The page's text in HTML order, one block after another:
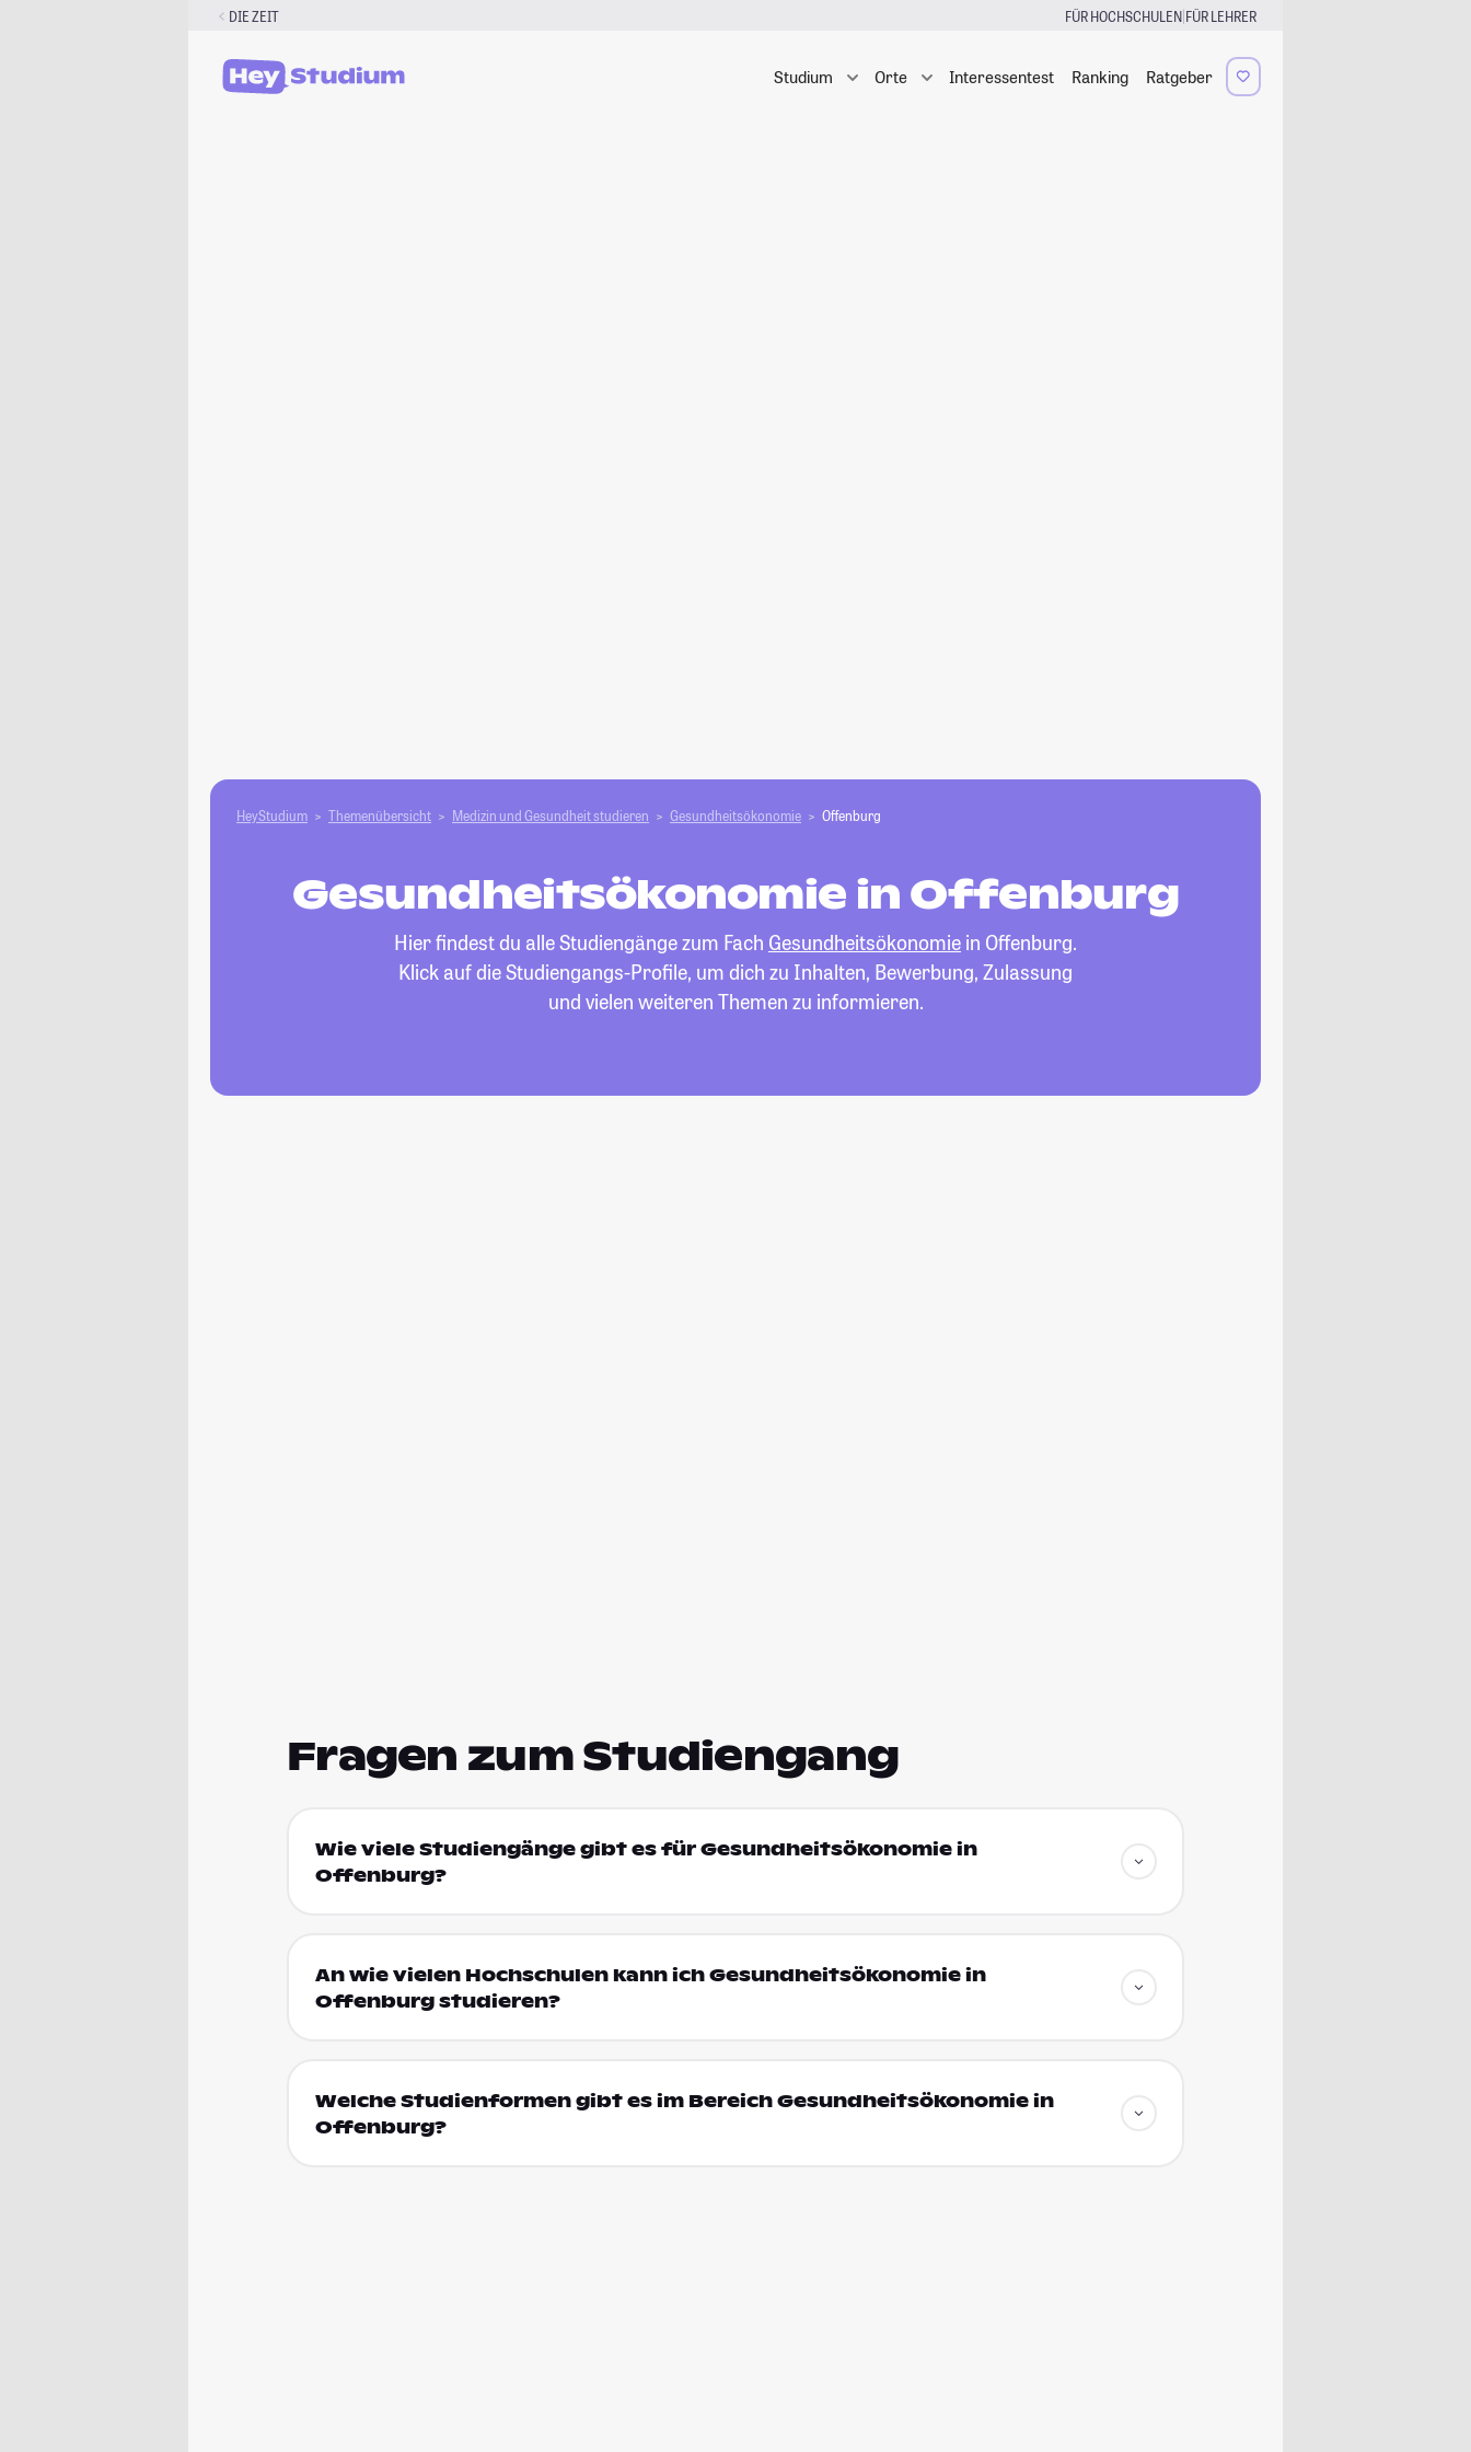
DIE ZEIT FÜR HOCHSCHULEN|FÜR LEHRER
Studium Orte Interessentest Ranking Ratgeber
HeyStudium Themenübersicht Medizin und Gesundheit studieren Gesundheitsökonomie Offenburg
Gesundheitsökonomie in Offenburg
Hier findest du alle Studiengänge zum Fach Gesundheitsökonomie in Offenburg.
Klick auf die Studiengangs-Profile, um dich zu Inhalten, Bewerbung, Zulassung
und vielen weiteren Themen zu informieren.
Fragen zum Studiengang
Wie viele Studiengänge gibt es für Gesundheitsökonomie in
Offenburg?
An wie vielen Hochschulen kann ich Gesundheitsökonomie in
Offenburg studieren?
Welche Studienformen gibt es im Bereich Gesundheitsökonomie in
Offenburg?